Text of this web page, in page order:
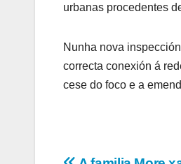
urbanas procedentes
Nunha nova
correcta conexión á
cese do foco e a